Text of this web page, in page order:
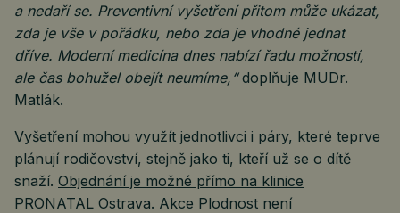
a nedaří se. Preventivní vyšetření přitom může ukázat,
zda je vše v pořádku, nebo zda je vhodné jednat
dříve. Moderní medicína dnes nabízí řadu možností,
ale čas bohužel obejít neumíme,“doplňuje MUDr.
Matlák.
Vyšetření mohou využít jednotlivci i páry, které teprve
plánují rodičovství, stejně jako ti, kteří už se o dítě
snaží. Objednání je možné přímo na klinice
PRONATAL Ostrava. Akce Plodnost není